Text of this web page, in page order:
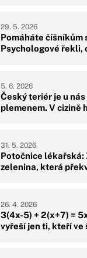
Pomáháte
Psychologové řekli,
29. 5. 2026
Český teriér je u
plemenem. V cizině
5. 6. 2026
Potočnice lékařská:
zelenina, která
31. 5. 2026
3(4x-5) + 2(x+7) =
vyřeší jen ti, kteří
26. 4. 2026